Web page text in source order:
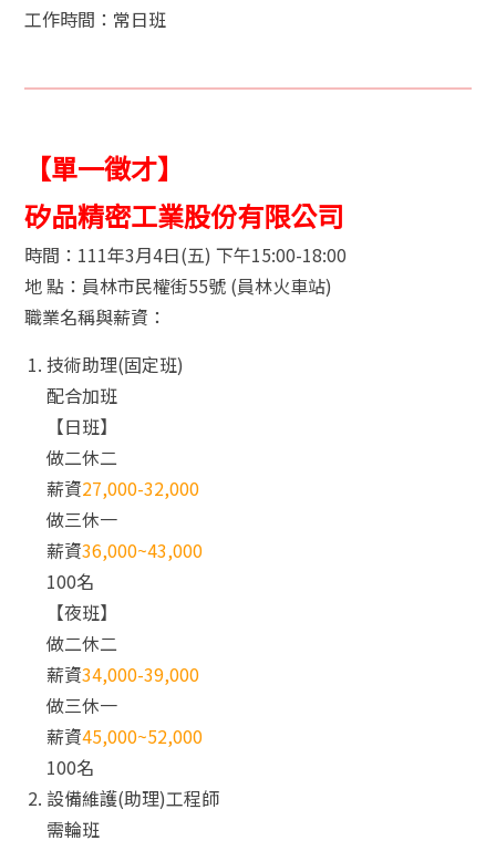
工作時間：常日班
【單一徵才】
矽品精密工業股份有限公司
時間：111年3月4日(五) 下午15:00-18:00
地 點：員林市民權街55號 (員林火車站)
職業名稱與薪資：
技術助理(固定班)
配合加班
【日班】
做二休二
薪資27,000-32,000
做三休一
薪資36,000~43,000
100名
【夜班】
做二休二
薪資34,000-39,000
做三休一
薪資45,000~52,000
100名
設備維護(助理)工程師
需輪班